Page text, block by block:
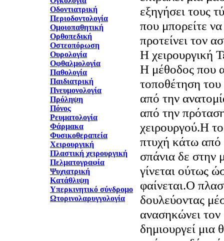
Οδοντιατρική
Περιοδοντολογία
Ομοιοπαθητική
Ορθοπεδική
Οστεοπόρωση
Ουρολογία
Οφθαλμολογία
Παθολογία
Παιδιατρική
Πνευμονολογία
Πρόληψη
Πόνος
Ρευματολογία
Φάρμακα
Φυσικοθεραπεία
Χειρουργική
Πλαστική χειρουργική
Πελματογραφία
Ψυχιατρική
Κατάθλιψη
Υπερκινητικό σύνδρομο
Ωτορινολαρυγγολογία
εξηγήσει τους
που μπορείτε
προτείνει τον
Η χειρουργική
H μέθοδος που
τοποθέτηση του
από την
από την
χειρουργού.Η
πτυχή κάτω
σπάνια δε στην
γίνεται ούτως
φαίνεται.Ο
δουλεύοντας
ανασηκώνει
δημιουργεί μια